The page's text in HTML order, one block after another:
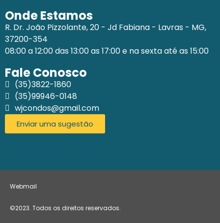
Onde Estamos
R. Dr. João Pizzolante, 20 - Jd Fabiana - Lavras - MG,
37200-354
08:00 a 12:00 das 13:00 as 17:00 e na sexta até as 15:00
Fale Conosco
(35)3822-1860
(35)99946-0148
wjcondos@gmail.com
Enviar uma sugestão
Webmail
©2023. Todos os direitos reservados.